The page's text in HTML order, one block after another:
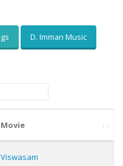
D. Imman Music
Movie
Viswasam